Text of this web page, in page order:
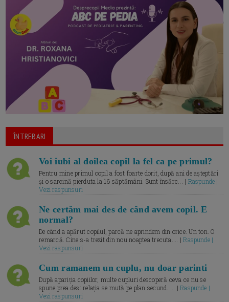
ÎNTREBARI
Voi iubi al doilea copil la fel ca pe primul?
Pentru mine primul copil a fost foarte dorit, după ani de așteptări
și o sarcină pierduta la 16 săptămâni. Sunt însărc... | Raspunde |
Vezi raspunsuri
Ne certăm mai des de când avem copil. E
normal?
De când a apărut copilul, parcă ne aprindem din orice. Un ton. O
remarcă. Cine s-a trezit din nou noaptea trecuta.... |Raspunde |
Vezi raspunsuri
Cum ramanem un cuplu, nu doar parinti
După apariția copiilor, multe cupluri descoperă ceva ce nu se
spune prea des: relația se mută pe plan secund. ... |Raspunde |
Vezi raspunsuri